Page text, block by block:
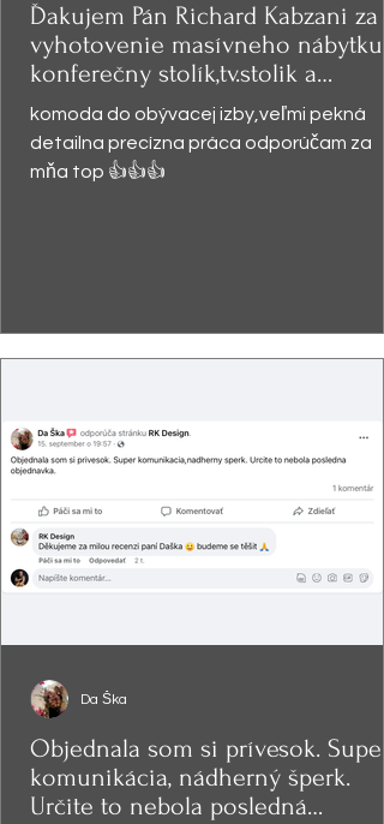
Ďakujem Pán Richard Kabzani za
vyhotovenie masívneho nábytku -
konferečny stolík,tv.stolik a
presklená
komoda do obývacej izby,veľmi pekná
detailna precízna práca odporúčam za
mňa top 👍👍👍
Objednala som si prívesok. Super
komunikácia, nádherný šperk.
Určite to nebola posledná
Da Ška